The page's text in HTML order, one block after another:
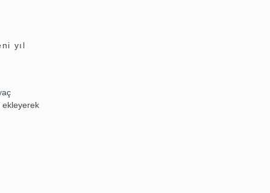
yıl
ekleyerek